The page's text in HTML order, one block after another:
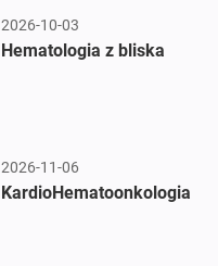
2026-10-03
Hematologia z bliska
2026-11-06
KardioHematoonkologia